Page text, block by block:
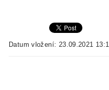
Datum vložení: 23.09.2021